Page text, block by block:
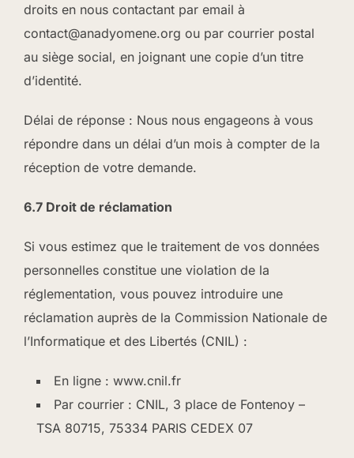
droits en nous contactant par email à
contact@anadyomene.org ou par courrier postal
au siège social, en joignant une copie d’un titre
d’identité.
Délai de réponse : Nous nous engageons à vous
répondre dans un délai d’un mois à compter de la
réception de votre demande.
6.7 Droit de réclamation
Si vous estimez que le traitement de vos données
personnelles constitue une violation de la
réglementation, vous pouvez introduire une
réclamation auprès de la Commission Nationale de
l’Informatique et des Libertés (CNIL) :
En ligne : www.cnil.fr
Par courrier : CNIL, 3 place de Fontenoy –
TSA 80715, 75334 PARIS CEDEX 07